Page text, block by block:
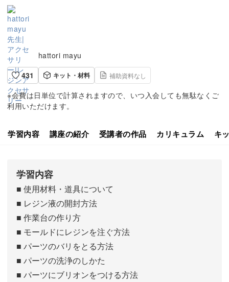
hattori mayu
431
キット・材料 補助資料なし
※会費は日単位で計算されますので、いつ入会しても無駄なくご
利用いただけます。
学習内容 講座の紹介 受講者の作品 カリキュラム キ
学習内容
■ 使用材料・道具について
■ レジン液の開封方法
■ 作業台の作り方
■ モールドにレジンを注ぐ方法
■ パーツのバリをとる方法
■ パーツの洗浄のしかた
■ パーツにブリオンをつける方法